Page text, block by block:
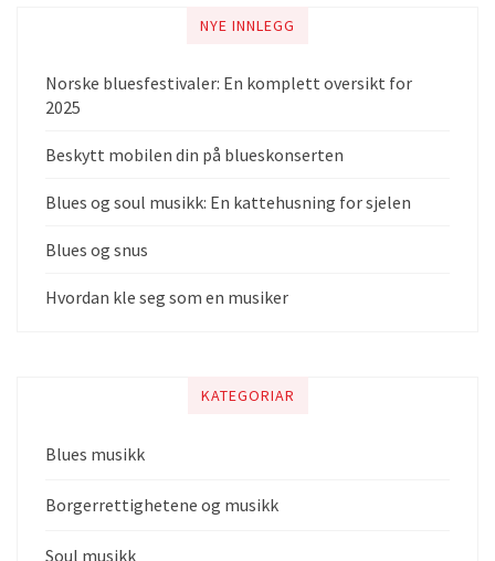
NYE INNLEGG
Norske bluesfestivaler: En komplett oversikt for
2025
Beskytt mobilen din på blueskonserten
Blues og soul musikk: En kattehusning for sjelen
Blues og snus
Hvordan kle seg som en musiker
KATEGORIAR
Blues musikk
Borgerrettighetene og musikk
Soul musikk